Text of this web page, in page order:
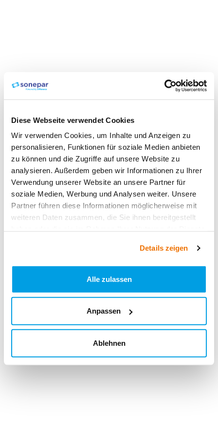
Diese Webseite verwendet Cookies
Wir verwenden Cookies, um Inhalte und Anzeigen zu
personalisieren, Funktionen für soziale Medien anbieten
zu können und die Zugriffe auf unsere Website zu
analysieren. Außerdem geben wir Informationen zu Ihrer
Verwendung unserer Website an unsere Partner für
soziale Medien, Werbung und Analysen weiter. Unsere
Partner führen diese Informationen möglicherweise mit
weiteren Daten zusammen, die Sie ihnen bereitgestellt
Details zeigen
Alle zulassen
Anpassen
Ablehnen